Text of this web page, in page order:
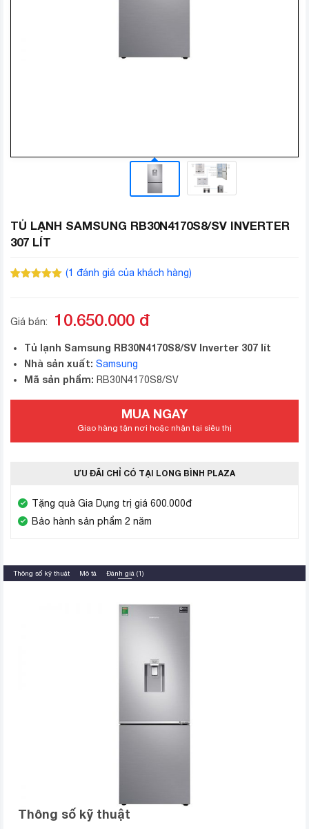
TỦ LẠNH SAMSUNG RB30N4170S8/SV INVERTER
307 LÍT
(1 đánh giá của khách hàng)
Giá bán: 10.650.000 đ
Tủ lạnh Samsung RB30N4170S8/SV Inverter 307 lít
Nhà sản xuất: Samsung
Mã sản phẩm: RB30N4170S8/SV
MUA NGAY
Giao hàng tận nơi hoặc nhận tại siêu thị
ƯU ĐÃI CHỈ CÓ TẠI LONG BÌNH PLAZA
Tặng quà Gia Dụng trị giá 600.000đ
Bảo hành sản phẩm 2 năm
Thông số kỹ thuật Mô tả Đánh giá (1)
Thông số kỹ thuật